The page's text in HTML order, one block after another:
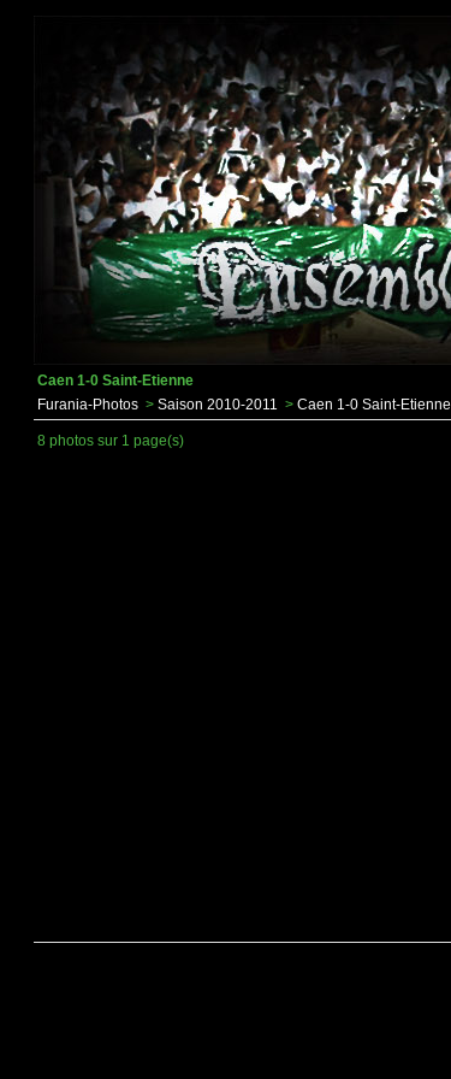
Caen 1-0 Saint-Etienne
Furania-Photos > Saison 2010-2011 > Caen 1-0 Saint-Etienne
8 photos sur 1 page(s)